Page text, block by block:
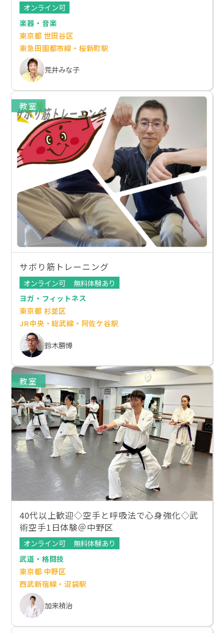
オンライン可
楽器・音楽
東京都 世田谷区
東急田園都市線・桜新町駅
荒井みな子
教室
サボり筋トレーニング
オンライン可
無料体験あり
ヨガ・フィットネス
東京都 杉並区
JR中央・総武線・阿佐ケ谷駅
鈴木勝博
教室
40代以上歓迎◇空手と呼吸法で心身強化◇武
術空手1日体験＠中野区
オンライン可
無料体験あり
武道・格闘技
東京都 中野区
西武新宿線・沼袋駅
加来禎治